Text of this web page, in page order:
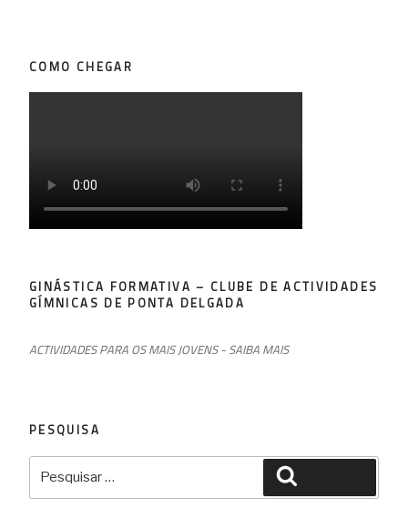
COMO CHEGAR
GINÁSTICA FORMATIVA – CLUBE DE ACTIVIDADES
GÍMNICAS DE PONTA DELGADA
ACTIVIDADES PARA OS MAIS JOVENS - SAIBA MAIS
PESQUISA
Pesquisar
por: